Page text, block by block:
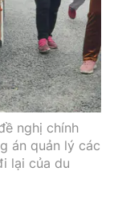
nghị chính
án quản lý các
lại của du